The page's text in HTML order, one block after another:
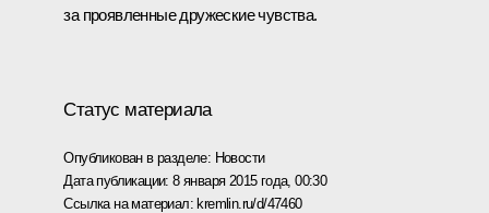
за проявленные дружеские чувства.
Статус материала
Опубликован в разделе: Новости
Дата публикации:8 января 2015 года, 00:30
Ссылка на материал: kremlin.ru/d/47460